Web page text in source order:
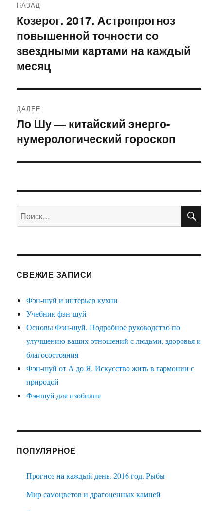
по
записям
НАЗАД
Предыдущая
запись:
Козерог. 2017. Астропрогноз
повышенной точности со
звездными картами на каждый
месяц
ДАЛЕЕ
Следующая
запись:
Ло Шу — китайский энерго-
нумерологический гороскоп
Искать:
СВЕЖИЕ ЗАПИСИ
Фэн-шуй и интерьер кухни
Учебник фэн-шуй
Основы Фэн-шуй. Подробное руководство по
улучшению ваших отношений с людьми, здоровья и
благосостояния
Фэн-шуй от А до Я. Искусство жить в гармонии с
природой
Фэншуй для изобилия
ПОПУЛЯРНОЕ
Прогноз на каждый день. 2016 год. Рыбы
Мир самоцветов и драгоценных камней